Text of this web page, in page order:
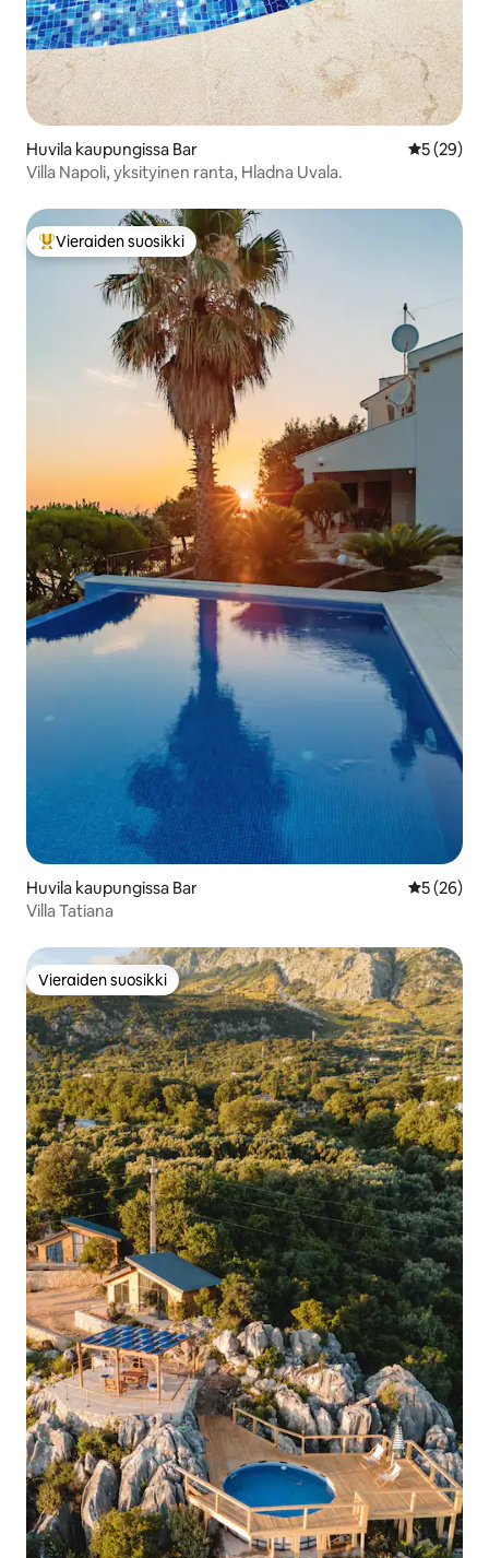
Huvila kaupungissa Bar
5 (29)
Villa Napoli, yksityinen ranta, Hladna Uvala.
Vieraiden suosikkien parhaimmistoa
Vieraiden suosikki
Huvila kaupungissa Bar
5 (26)
Villa Tatiana
Vieraiden suosikki
Vieraiden suosikki